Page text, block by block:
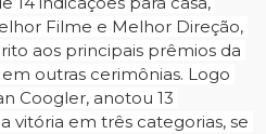
Filme e Melhor Direção,
aos principais prêmios da
outras cerimônias. Logo
Coogler, anotou 13
vitória em três categorias, se